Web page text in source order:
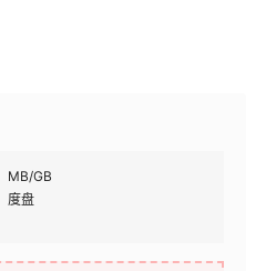
MB/GB
度盘